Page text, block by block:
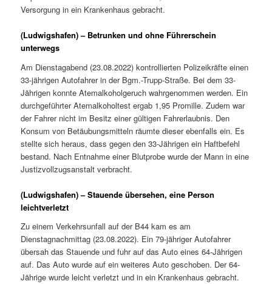
Versorgung in ein Krankenhaus gebracht.
(Ludwigshafen) – Betrunken und ohne Führerschein
unterwegs
Am Dienstagabend (23.08.2022) kontrollierten Polizeikräfte einen
33-jährigen Autofahrer in der Bgm.-Trupp-Straße. Bei dem 33-
Jährigen konnte Atemalkoholgeruch wahrgenommen werden. Ein
durchgeführter Atemalkoholtest ergab 1,95 Promille. Zudem war
der Fahrer nicht im Besitz einer gültigen Fahrerlaubnis. Den
Konsum von Betäubungsmitteln räumte dieser ebenfalls ein. Es
stellte sich heraus, dass gegen den 33-Jährigen ein Haftbefehl
bestand. Nach Entnahme einer Blutprobe wurde der Mann in eine
Justizvollzugsanstalt verbracht.
(Ludwigshafen) – Stauende übersehen, eine Person
leichtverletzt
Zu einem Verkehrsunfall auf der B44 kam es am
Dienstagnachmittag (23.08.2022). Ein 79-jähriger Autofahrer
übersah das Stauende und fuhr auf das Auto eines 64-Jährigen
auf. Das Auto wurde auf ein weiteres Auto geschoben. Der 64-
Jährige wurde leicht verletzt und in ein Krankenhaus gebracht.